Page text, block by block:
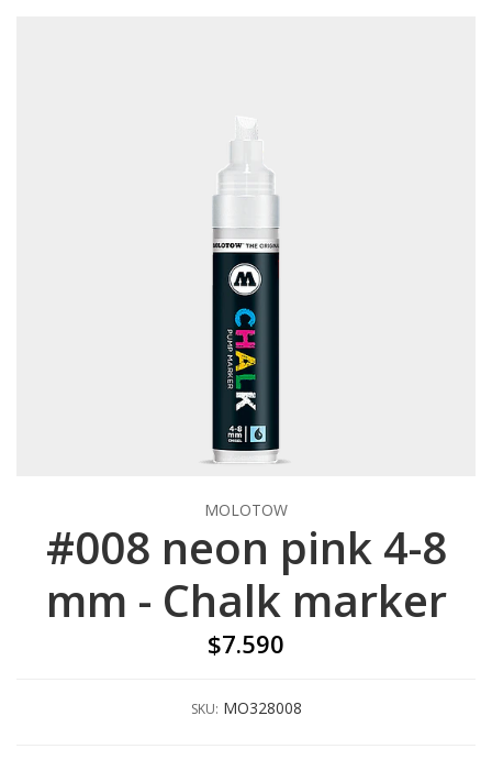
MOLOTOW
#008 neon pink 4-8
mm - Chalk marker
$7.590
SKU: MO328008